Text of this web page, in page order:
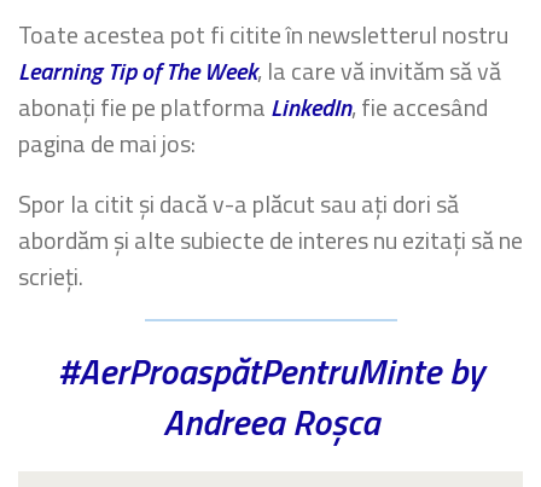
Toate acestea pot fi citite în newsletterul nostru
Learning Tip of The Week, la care vă invităm să vă
abonați fie pe platformaLinkedIn, fie accesând
pagina de mai jos:
Spor la citit și dacă v-a plăcut sau ați dori să
abordăm și alte subiecte de interes nu ezitați să ne
scrieți.
#AerProaspătPentruMinte by
Andreea Roșca